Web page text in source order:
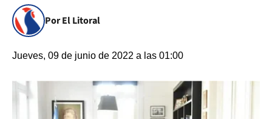
Por El Litoral
Jueves, 09 de junio de 2022 a las 01:00